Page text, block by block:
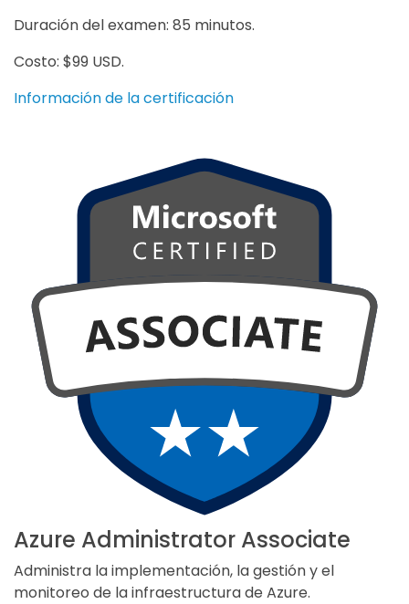
Duración del examen: 85 minutos.
Costo: $99 USD.
Información de la certificación
Azure Administrator Associate
Administra la implementación, la gestión y el
monitoreo de la infraestructura de Azure.